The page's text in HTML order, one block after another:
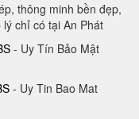
thông minh bền đẹp,
chỉ có tại An Phát
- Uy Tín Bảo Mật
- Uy Tin Bao Mat